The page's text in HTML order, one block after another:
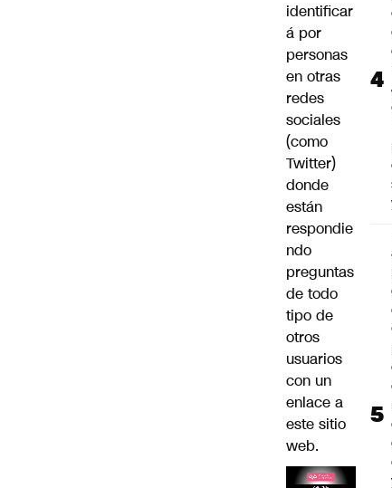
identificar
á por
personas
en otras
redes
sociales
(como
Twitter)
donde
están
respondie
ndo
preguntas
de todo
tipo de
otros
usuarios
con un
enlace a
este sitio
web.